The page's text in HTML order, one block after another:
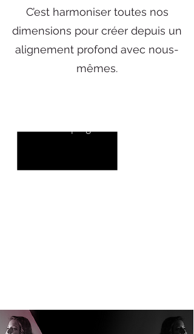
C’est harmoniser toutes nos
dimensions pour créer depuis un
alignement profond avec nous-
mêmes.